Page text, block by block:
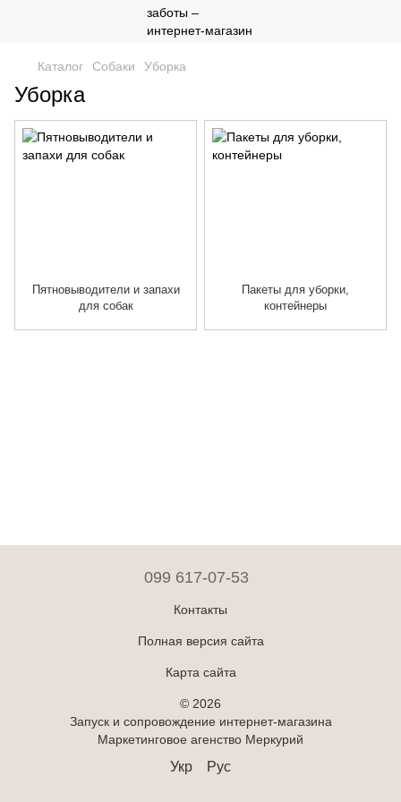
Каталог Собаки Уборка
Уборка
Пятновыводители и запахи
для собак
Пакеты для уборки,
контейнеры
099 617-07-53
Контакты
Полная версия сайта
Карта сайта
© 2026
Запуск и сопровождение интернет-магазина
Маркетинговое агенство Меркурий
Укр Рус